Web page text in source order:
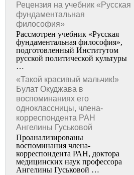
Рецензия на учебник «Русская
фундаментальная
философия»
Рассмотрен учебник «Русская
фундаментальная философия»,
подготовленный Институтом
русской политической культуры
…
«Такой красивый мальчик!»
Булат Окуджава в
воспоминаниях его
одноклассницы, члена-
корреспондента РАН
Ангелины Гуськовой
Проанализированы
воспоминания члена­
корреспондента РАН, доктора
медицинских наук профессора
Ангелины Гуськовой …